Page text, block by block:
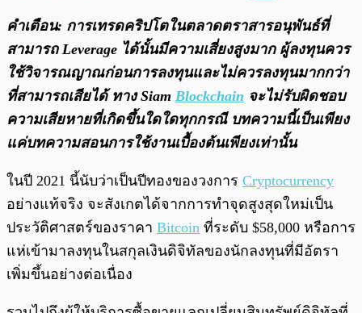
/ 0:00
คำเตือน: การเทรดคริปโตในตลาดตราสารอนุพันธ์ที่
สามารถ Leverage ได้นั้นมีความเสี่ยงสูงมาก ผู้ลงทุนควร
ใช้วิจารณญาณก่อนการลงทุนและไม่ควรลงทุนมากกว่า
ที่สามารถเสียได้ ทาง Siam Blockchain จะไม่รับผิดชอบ
ความเสียหายที่เกิดขึ้นใดใดทุกกรณี บทความนี้เป็นเพียง
แค่บทความสอนการใช้งานเบื้องต้นเพียงเท่านั้น
ในปี 2021 นี้นับว่าเป็นปีทองของวงการ Cryptocurrency
อย่างแท้จริง จะสังเกตได้จากการทำจุดสูงสุดใหม่เป็น
ประวัติศาสตร์ของราคา Bitcoin ที่ระดับ $58,000 หรือการ
แห่เข้ามาลงทุนในสกุลเงินดิจิทัลของนักลงทุนที่มีอัตรา
เพิ่มขึ้นอย่างต่อเนื่อง